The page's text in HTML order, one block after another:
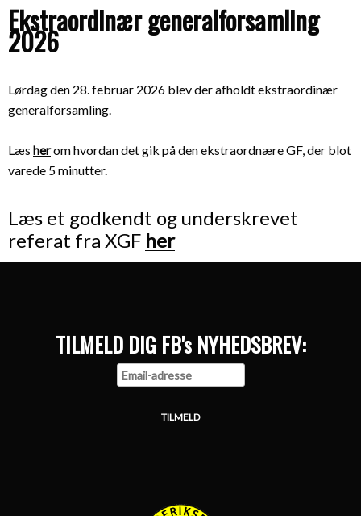
Ekstraordinær generalforsamling
2026
Lørdag den 28. februar 2026 blev der afholdt ekstraordinær
generalforsamling.
Læs herom hvordan det gik på den ekstraordnære GF, der blot
varede 5 minutter.
Læs et godkendt og underskrevet
referat fra XGF her
TILMELD DIG FB's NYHEDSBREV: